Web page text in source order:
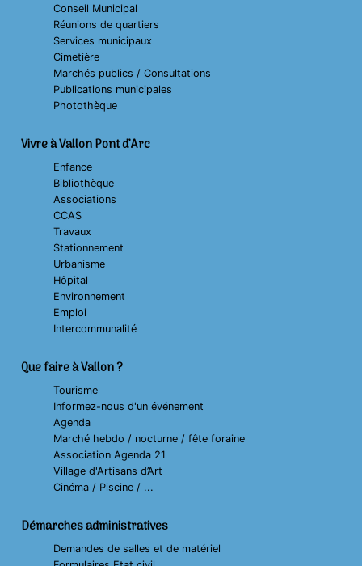
Conseil Municipal
Réunions de quartiers
Services municipaux
Cimetière
Marchés publics / Consultations
Publications municipales
Photothèque
Vivre à Vallon Pont d’Arc
Enfance
Bibliothèque
Associations
CCAS
Travaux
Stationnement
Urbanisme
Hôpital
Environnement
Emploi
Intercommunalité
Que faire à Vallon ?
Tourisme
Informez-nous d'un événement
Agenda
Marché hebdo / nocturne / fête foraine
Association Agenda 21
Village d'Artisans d’Art
Cinéma / Piscine / ...
Démarches administratives
Demandes de salles et de matériel